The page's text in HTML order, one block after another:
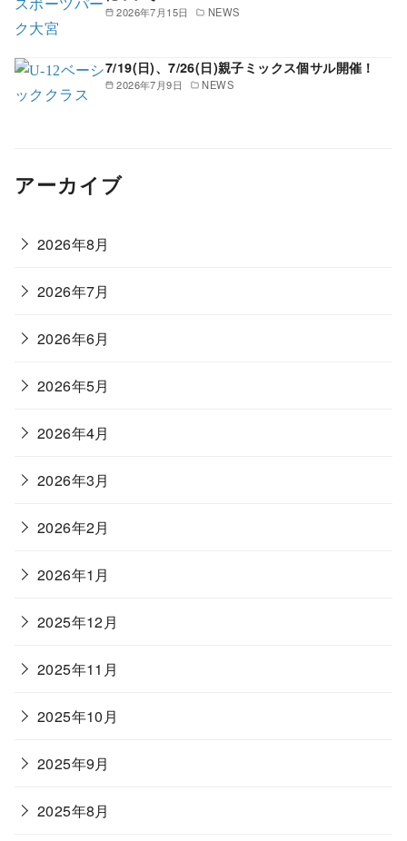
2026年7月15日 NEWS
2026年7月9日 NEWS
7/19(日)、7/26(日)親子ミックス個サル開催！
アーカイブ
2026年8月
2026年7月
2026年6月
2026年5月
2026年4月
2026年3月
2026年2月
2026年1月
2025年12月
2025年11月
2025年10月
2025年9月
2025年8月